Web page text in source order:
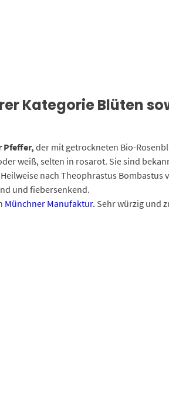
Kategorie Blüten
Pfeffer, der mit getrockneten Bio-
weiß, selten in rosarot. Sie sind
nach Theophrastus
und fiebersenkend.
Münchner Manufaktur. Sehr würzig und